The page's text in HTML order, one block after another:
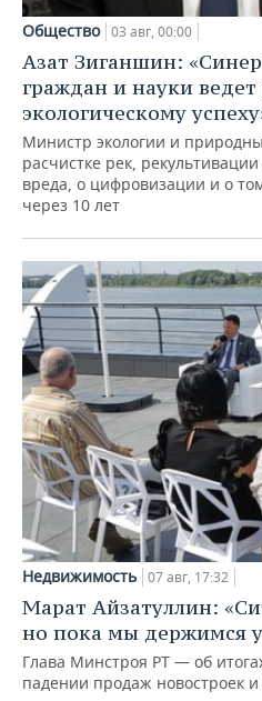
Общество 03 авг, 00:00
Азат Зиганшин:
граждан и науки
экологическому
Министр экологии и
расчистке рек,
вреда, о цифровизации и о
через 10 лет
Недвижимость 07 авг, 17:32
Марат Айзатуллин:
но пока мы держимся
Глава Минстроя РТ — об
падении продаж новостроек и